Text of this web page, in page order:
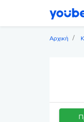
Αρχική